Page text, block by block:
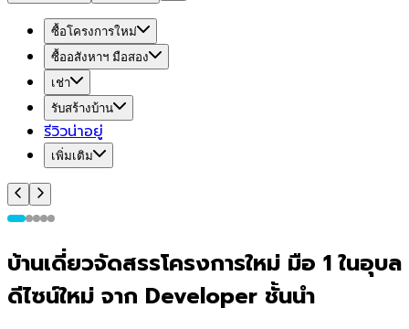
ซื้อโครงการใหม่
ซื้ออสังหาฯ มือสอง
เช่า
รับสร้างบ้าน
รีวิวน่าอยู่
เพิ่มเติม
บ้านเดี่ยวจัดสรรโครงการใหม่ มือ 1 ในอุบล
ดีไซน์ใหม่ จาก Developer ชั้นนำ